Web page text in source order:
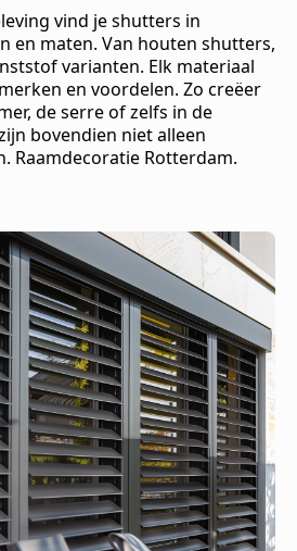
vind je shutters in
en maten. Van houten shutters,
varianten. Elk materiaal
en voordelen. Zo creëer
de serre of zelfs in de
bovendien niet alleen
Raamdecoratie Rotterdam.